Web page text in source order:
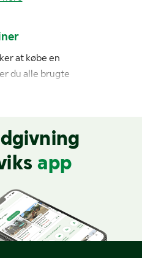
at købe en
du alle brugte
som er til salg lige
app